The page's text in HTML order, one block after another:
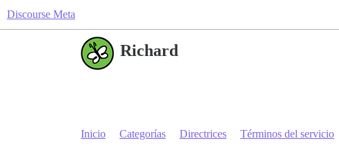
Discourse Meta
Richard
Inicio Categorías Directrices Términos del servicio